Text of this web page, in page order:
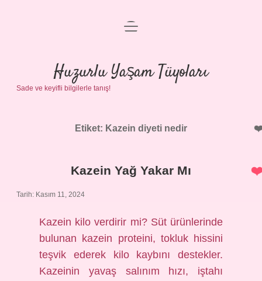
Anasayfa
Gizlilik Politikası
Yasal Uyarı
menüyü
Huzurlu Yaşam Tüyoları
Sade ve keyifli bilgilerle tanış!
Etiket: Kazein diyeti nedir
Kazein Yağ Yakar Mı
Tarih: Kasım 11, 2024
Kazein kilo verdirir mi? Süt ürünlerinde
bulunan kazein proteini, tokluk hissini
teşvik ederek kilo kaybını destekler.
Kazeinin yavaş salınım hızı, iştahı